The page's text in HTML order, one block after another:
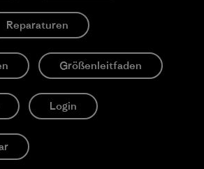
Reparaturen
Größenleitfaden
Login